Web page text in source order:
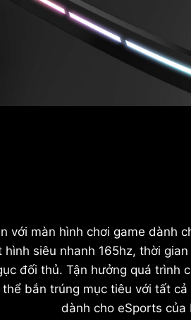
với màn hình chơi game dành
siêu nhanh 165hz, thời
đối thủ. Tận hưởng quá trình
bắn trúng mục tiêu với tất
dành cho eSports của